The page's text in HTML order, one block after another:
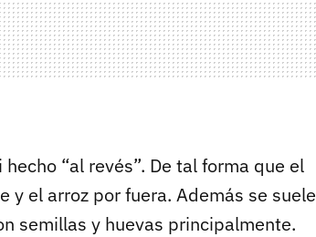
“al revés”. De tal forma que el
y el arroz por fuera. Además se suele
semillas y huevas principalmente.